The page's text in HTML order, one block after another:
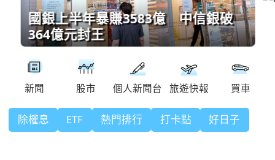
國銀上半年暴賺3583億 中信銀破
364億元封王
除權息 ETF 熱門排行 打卡點 好日子